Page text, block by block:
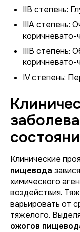
IIB степень:
IIIA степень:
коричневато-
IIIB степень:
коричневато-
IV степень:
Клинические
пищевода
химического
воздействия.
варьировать от
тяжелого.
ожогов